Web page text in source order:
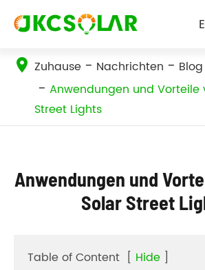
Zuhause Nachrichten
Blog
Anwendungen und Vorteile
Street Lights
Anwendungen und
Solar Street
Table of Content [ Hide ]